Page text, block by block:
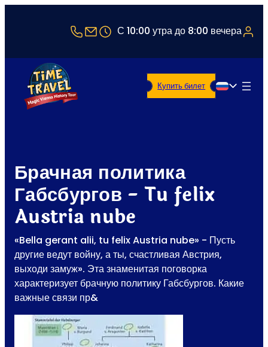
+43 1 5321514
office@timetravel-vienna.at
С 10:00 утра до 8:00 вечера
Русский
Купить билет
Брачная политика
Габсбургов - Tu felix
Austria nube
«Bella gerant alii, tu felix Austria nube» - Пусть
другие ведут войну, а ты, счастливая Австрия,
выходи замуж». Эта знаменитая поговорка
характеризует брачную политику Габсбургов. Какие
важные связи пр&